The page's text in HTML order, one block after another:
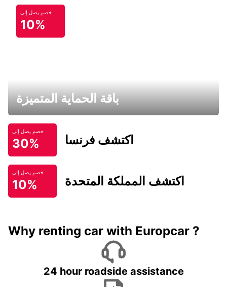
خصم يصل إلى
10%
باقة الحماية المتميزة
خصم يصل إلى
30% اكتشف فرنسا
خصم يصل إلى
10% اكتشف المملكة المتحدة
Why renting car with Europcar ?
24 hour roadside assistance